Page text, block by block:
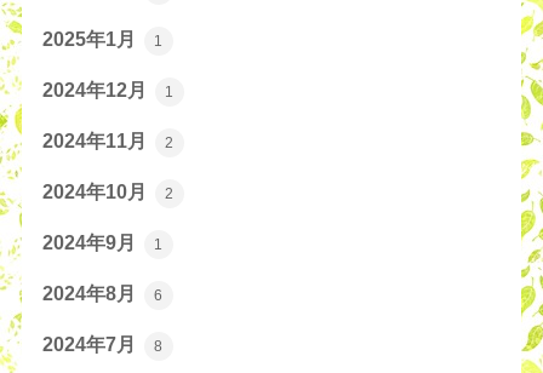
2025年1月 1
2024年12月 1
2024年11月 2
2024年10月 2
2024年9月 1
2024年8月 6
2024年7月 8